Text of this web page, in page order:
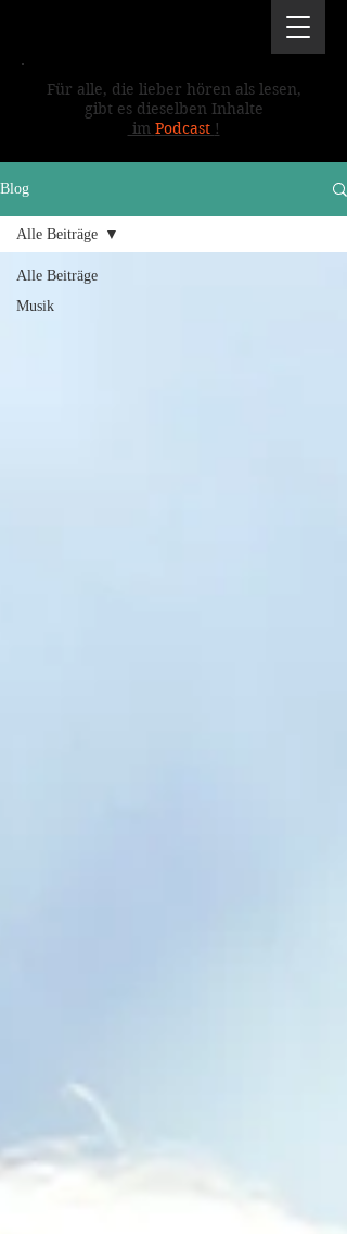
Für alle, die lieber hören als lesen,
gibt es dieselben Inhalte
im Podcast !
Blog
Alle Beiträge
Musik
Alle Beiträge